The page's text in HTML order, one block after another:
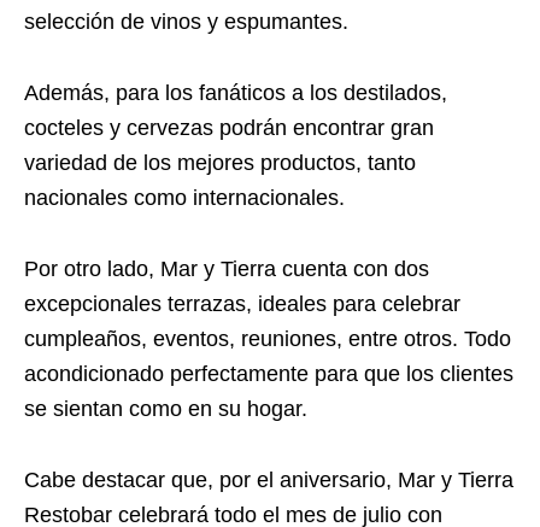
selección de vinos y espumantes.
Además, para los fanáticos a los destilados,
cocteles y cervezas podrán encontrar gran
variedad de los mejores productos, tanto
nacionales como internacionales.
Por otro lado, Mar y Tierra cuenta con dos
excepcionales terrazas, ideales para celebrar
cumpleaños, eventos, reuniones, entre otros. Todo
acondicionado perfectamente para que los clientes
se sientan como en su hogar.
Cabe destacar que, por el aniversario, Mar y Tierra
Restobar celebrará todo el mes de julio con